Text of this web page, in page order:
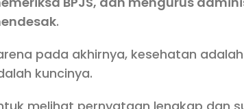
.
pada akhirnya, kesehatan
kuncinya.